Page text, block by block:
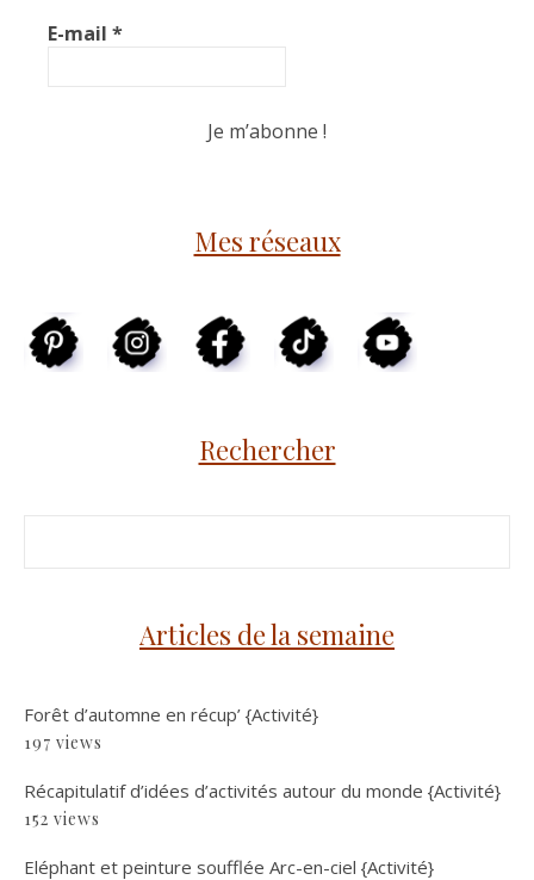
E-mail *
Mes réseaux
Rechercher
Articles de la semaine
Forêt d’automne en récup’ {Activité}
197 views
Récapitulatif d’idées d’activités autour du monde {Activité}
152 views
Eléphant et peinture soufflée Arc-en-ciel {Activité}